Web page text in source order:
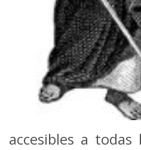
accesibles a todas